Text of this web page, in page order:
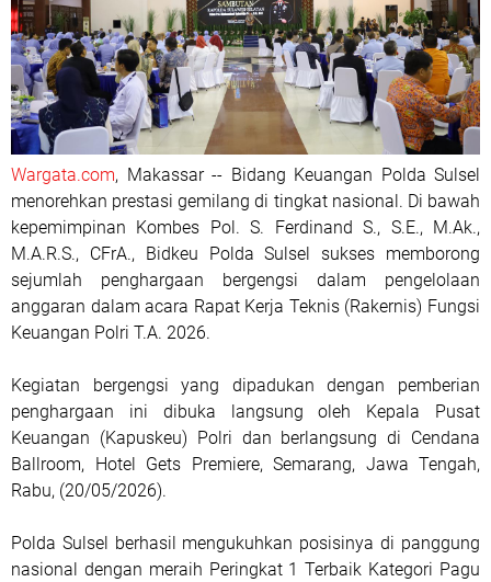
Wargata.com, Makassar -- Bidang Keuangan Polda Sulsel
menorehkan prestasi gemilang di tingkat nasional. Di bawah
kepemimpinan Kombes Pol. S. Ferdinand S., S.E., M.Ak.,
M.A.R.S., CFrA., Bidkeu Polda Sulsel sukses memborong
sejumlah penghargaan bergengsi dalam pengelolaan
anggaran dalam acara Rapat Kerja Teknis (Rakernis) Fungsi
Keuangan Polri T.A. 2026.
Kegiatan bergengsi yang dipadukan dengan pemberian
penghargaan ini dibuka langsung oleh Kepala Pusat
Keuangan (Kapuskeu) Polri dan berlangsung di Cendana
Ballroom, Hotel Gets Premiere, Semarang, Jawa Tengah,
Rabu, (20/05/2026).
Polda Sulsel berhasil mengukuhkan posisinya di panggung
nasional dengan meraih Peringkat 1 Terbaik Kategori Pagu